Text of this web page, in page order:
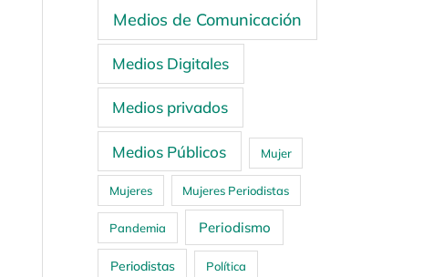
Medios de Comunicación
Medios Digitales
Medios privados
Medios Públicos Mujer
Mujeres Mujeres Periodistas
Pandemia Periodismo
Periodistas Política